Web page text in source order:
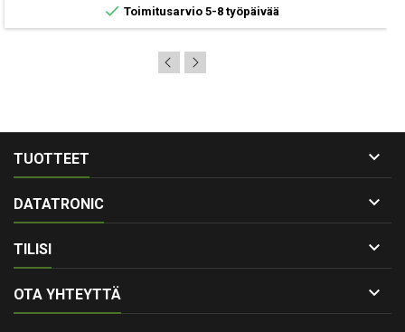
 Toimitusarvio 5-8 työpäivää
TUOTTEET 
DATATRONIC 
TILISI 
OTA YHTEYTTÄ 